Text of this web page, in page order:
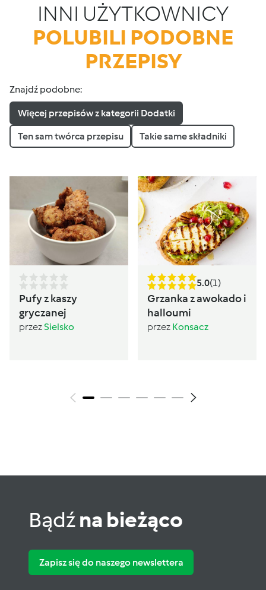
INNI UŻYTKOWNICY
POLUBILI PODOBNE
PRZEPISY
Znajdź podobne:
Więcej przepisów z kategorii Dodatki
Ten sam twórca przepisu Takie same składniki
Pufy z kaszy
gryczanej
przezSielsko
5.0(1)
Grzanka z awokado i
halloumi
przez Konsacz
Bądźna bieżąco
Zapisz się do naszego newslettera